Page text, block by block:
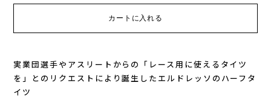
LUNA SANDALS(ルナサンダル)
MARSQUEST(マーズクエスト)
MERRELL(メレル)
実業団選手やアスリートからの「レース用に使えるタイツ
を」とのリクエストにより誕生したエルドレッソのハーフタ
イツ